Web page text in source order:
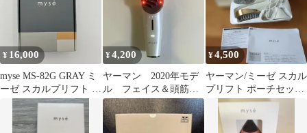
¥ 16,000
myse MS-82G GRAY ミ
ーゼ スカルプリフト ア
クティブ プラス
¥4,200
ヤーマン 2020年モデ
ル フェイス＆頭筋リ
フト mysé(ミーゼ)
¥4,500
ヤーマン/ミーゼ スカル
プリフト ポーチセット/
mysé 美顔器